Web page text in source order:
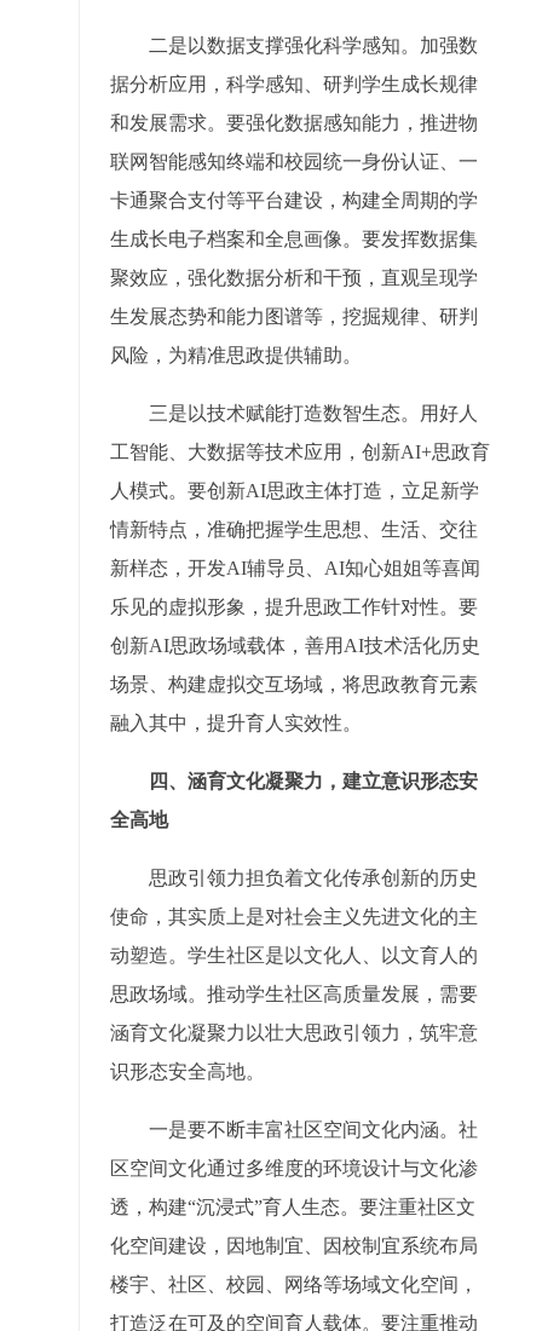
二是以数据支撑强化科学感知。加强数
据分析应用，科学感知、研判学生成长规律
和发展需求。要强化数据感知能力，推进物
联网智能感知终端和校园统一身份认证、一
卡通聚合支付等平台建设，构建全周期的学
生成长电子档案和全息画像。要发挥数据集
聚效应，强化数据分析和干预，直观呈现学
生发展态势和能力图谱等，挖掘规律、研判
风险，为精准思政提供辅助。
三是以技术赋能打造数智生态。用好人
工智能、大数据等技术应用，创新AI+思政育
人模式。要创新AI思政主体打造，立足新学
情新特点，准确把握学生思想、生活、交往
新样态，开发AI辅导员、AI知心姐姐等喜闻
乐见的虚拟形象，提升思政工作针对性。要
创新AI思政场域载体，善用AI技术活化历史
场景、构建虚拟交互场域，将思政教育元素
融入其中，提升育人实效性。
四、涵育文化凝聚力，建立意识形态安
全高地
思政引领力担负着文化传承创新的历史
使命，其实质上是对社会主义先进文化的主
动塑造。学生社区是以文化人、以文育人的
思政场域。推动学生社区高质量发展，需要
涵育文化凝聚力以壮大思政引领力，筑牢意
识形态安全高地。
一是要不断丰富社区空间文化内涵。社
区空间文化通过多维度的环境设计与文化渗
透，构建“沉浸式”育人生态。要注重社区文
化空间建设，因地制宜、因校制宜系统布局
楼宇、社区、校园、网络等场域文化空间，
打造泛在可及的空间育人载体。要注重推动